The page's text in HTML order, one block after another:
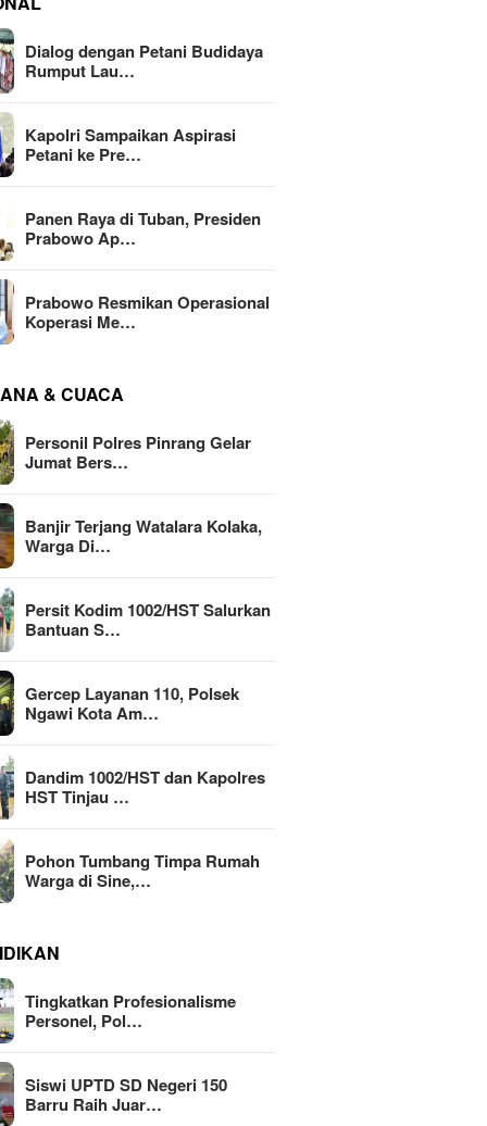
Dialog dengan Petani Budidaya
Rumput Lau…
Kapolri Sampaikan Aspirasi
Petani ke Pre…
Panen Raya di Tuban, Presiden
Prabowo Ap…
Prabowo Resmikan Operasional
Koperasi Me…
& CUACA
Personil Polres Pinrang Gelar
Jumat Bers…
Banjir Terjang Watalara Kolaka,
Warga Di…
Persit Kodim 1002/HST Salurkan
Bantuan S…
Gercep Layanan 110, Polsek
Ngawi Kota Am…
Dandim 1002/HST dan Kapolres
HST Tinjau …
Pohon Tumbang Timpa Rumah
Warga di Sine,…
Tingkatkan Profesionalisme
Personel, Pol…
Siswi UPTD SD Negeri 150
Barru Raih Juar…